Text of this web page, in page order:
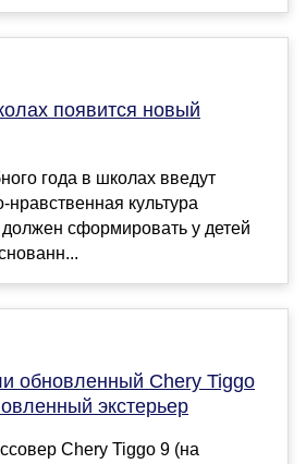
появится новый
года в школах введут
культура
сформировать у детей
обновленный Chery Tiggo
экстерьер
Chery Tiggo 9 (на